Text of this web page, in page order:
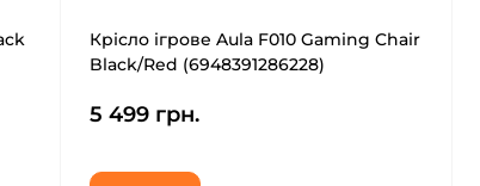
Крісло ігрове Aula F010 Gaming Chair
Black/Red (6948391286228)
5 499 грн.